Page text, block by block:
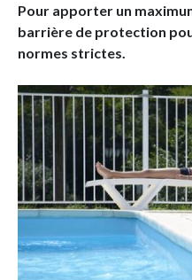
Pour apporter un
barrière de protection
normes strictes.